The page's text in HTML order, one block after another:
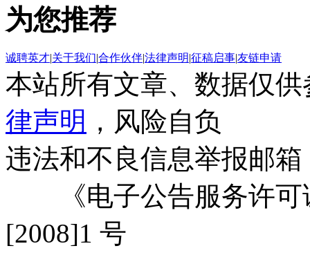
为您推荐
诚聘英才|关于我们|合作伙伴|法律声明|征稿启事|友链申请
本站所有文章、数据仅
律声明 ，风险自负
违法和不良信息举报邮箱
《电子公告服务许可
[2008]1 号